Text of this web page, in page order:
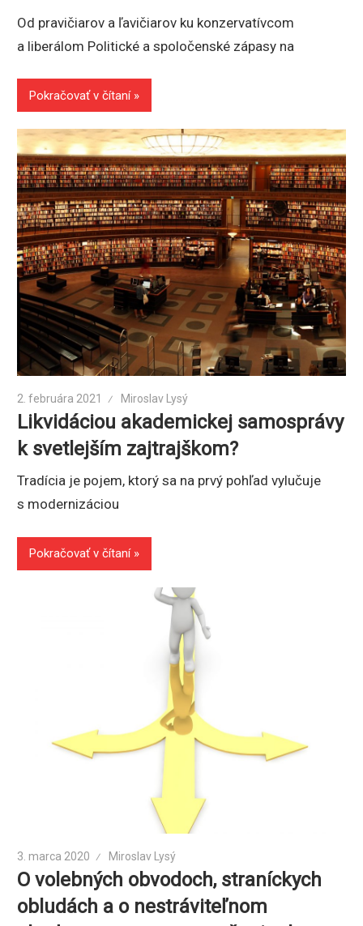
Od pravičiarov a ľavičiarov ku konzervatívcom
a liberálom Politické a spoločenské zápasy na
Pokračovať v čítaní
2. februára 2021 Miroslav Lysý
Likvidáciou akademickej samosprávy
k svetlejším zajtrajškom?
Tradícia je pojem, ktorý sa na prvý pohľad vylučuje
s modernizáciou
Pokračovať v čítaní
3. marca 2020 Miroslav Lysý
O volebných obvodoch, straníckych
obludách a o nestráviteľnom